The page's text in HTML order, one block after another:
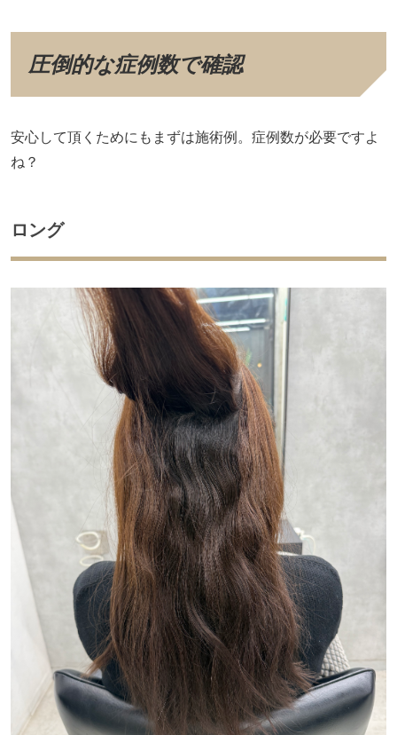
圧倒的な症例数で確認
安心して頂くためにもまずは施術例。症例数が必要ですよ
ね？
ロング